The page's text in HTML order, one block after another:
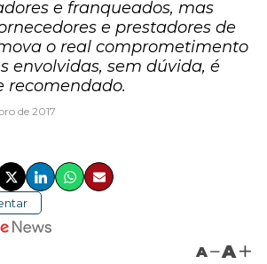
e franqueados, mas
e prestadores de
o real comprometimento
envolvidas, sem dúvida, é
recomendado.
de 2017
A A